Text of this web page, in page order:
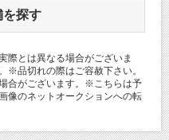
を探す
とは異なる場合がございま
※品切れの際はご容赦下さい。
合がございます。※こちらは予
像のネットオークションへの転